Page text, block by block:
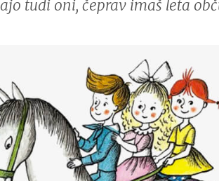
tudi oni, čeprav imaš leta